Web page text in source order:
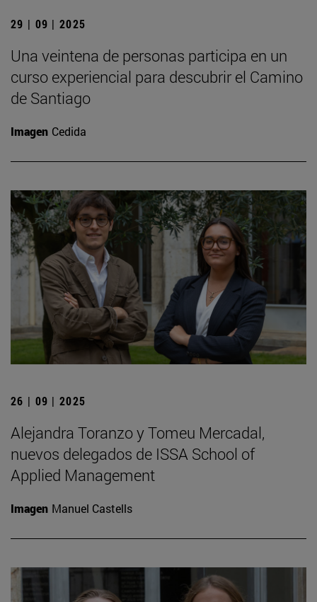
29 | 09 | 2025
Una veintena de personas participa en un
curso experiencial para descubrir el Camino
de Santiago
Imagen Cedida
26 | 09 | 2025
Alejandra Toranzo y Tomeu Mercadal,
nuevos delegados de ISSA School of
Applied Management
Imagen Manuel Castells